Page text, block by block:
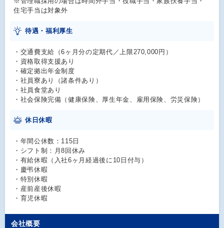
住宅手当は対象外
待遇・福利厚生
・交通費支給（6ヶ月分の定期代／上限270,000円）
・資格取得支援あり
・確定拠出年金制度
・社員寮あり（諸条件あり）
・社員食堂あり
・社会保険完備（健康保険、厚生年金、雇用保険、労災保険）
休日休暇
・年間公休数：115日
・シフト制：月8回休み
・有給休暇（入社6ヶ月経過後に10日付与）
・慶弔休暇
・特別休暇
・産前産後休暇
・育児休暇
会社概要